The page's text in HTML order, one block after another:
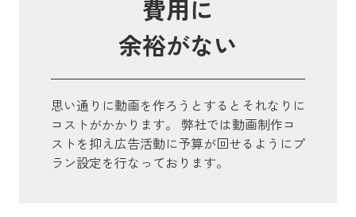
費用に
余裕がない
思い通りに動画を作ろうとするとそれなりに
コストがかかります。 弊社では動画制作コ
ストを抑え広告活動に予算が回せるようにプ
ラン設定を行なっております。